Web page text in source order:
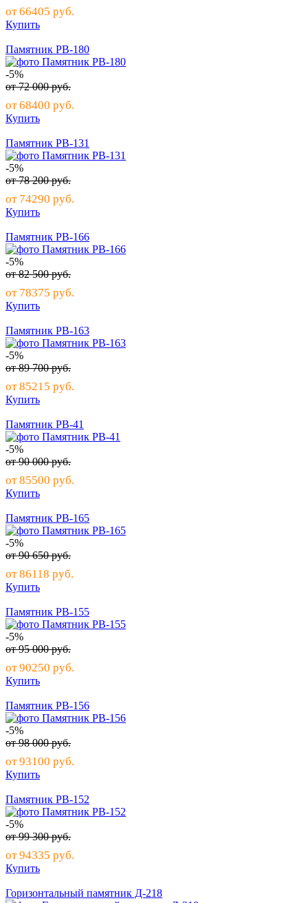
от66405 руб.
Купить
Памятник РВ-180
-5%
от72 000руб.
от68400 руб.
Купить
Памятник РВ-131
-5%
от78 200руб.
от 74290 руб.
Купить
Памятник РВ-166
-5%
от82 500руб.
от 78375 руб.
Купить
Памятник РВ-163
-5%
от89 700руб.
от85215 руб.
Купить
Памятник РВ-41
-5%
от90 000руб.
от85500 руб.
Купить
Памятник РВ-165
-5%
от90 650руб.
от86118 руб.
Купить
Памятник РВ-155
-5%
от95 000руб.
от90250 руб.
Купить
Памятник РВ-156
-5%
от98 000руб.
от93100 руб.
Купить
Памятник РВ-152
-5%
от99 300руб.
от94335 руб.
Купить
Горизонтальный памятник Д-218